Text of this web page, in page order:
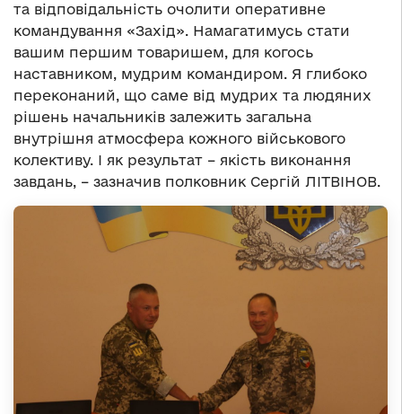
та відповідальність очолити оперативне
командування «Захід». Намагатимусь стати
вашим першим товаришем, для когось
наставником, мудрим командиром. Я глибоко
переконаний, що саме від мудрих та людяних
рішень начальників залежить загальна
внутрішня атмосфера кожного військового
колективу. І як результат – якість виконання
завдань, – зазначив полковник Сергій ЛІТВІНОВ.